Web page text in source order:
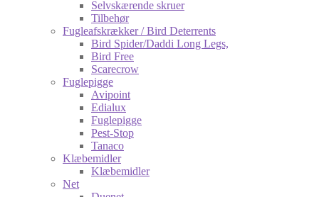
Selvskærende skruer
Tilbehør
Fugleafskrækker / Bird Deterrents
Bird Spider/Daddi Long Legs,
Bird Free
Scarecrow
Fuglepigge
Avipoint
Edialux
Fuglepigge
Pest-Stop
Tanaco
Klæbemidler
Klæbemidler
Net